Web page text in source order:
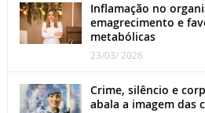
Inflamação no
emagrecimento e
metabólicas
23/03/ 2026
Crime, silêncio e
abala a imagem das